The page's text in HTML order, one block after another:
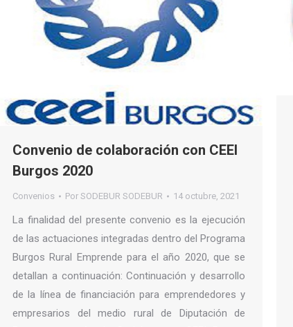
Convenio de colaboración con CEEI
Burgos 2020
Convenios Por SODEBUR SODEBUR 14 octubre, 2021
La finalidad del presente convenio es la ejecución
de las actuaciones integradas dentro del Programa
Burgos Rural Emprende para el año 2020, que se
detallan a continuación: Continuación y desarrollo
de la línea de financiación para emprendedores y
empresarios del medio rural de Diputación de